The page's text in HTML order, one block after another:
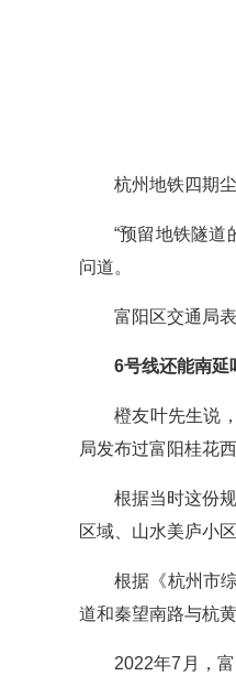
杭州地铁四期
“预留地铁隧道
问道。
富阳区交通局
6号线还能南延
橙友叶先生说
局发布过富阳桂花
根据当时这份
区域、山水美庐小
根据《杭州市
道和秦望南路与杭
2022年7月，